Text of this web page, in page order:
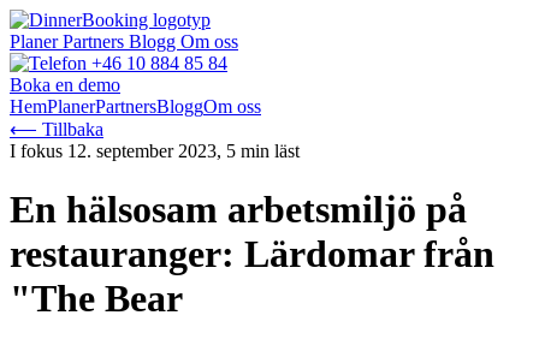
PlanerPartners Blogg Om oss
+46 10 884 85 84
Boka en demo
HemPlanerPartnersBloggOm oss
⟵ Tillbaka
I fokus 12. september 2023, 5 min läst
En hälsosam arbetsmiljö på
restauranger: Lärdomar från
"The Bear